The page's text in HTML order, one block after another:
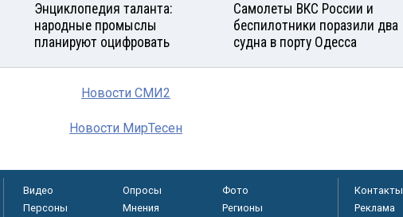
Энциклопедия таланта:
народные промыслы
планируют оцифровать
Самолеты ВКС России и
беспилотники поразили два
судна в порту Одесса
Новости СМИ2
Новости МирТесен
Видео Опросы
Фото
Персоны
Мнения Регионы
Контакты
Реклама